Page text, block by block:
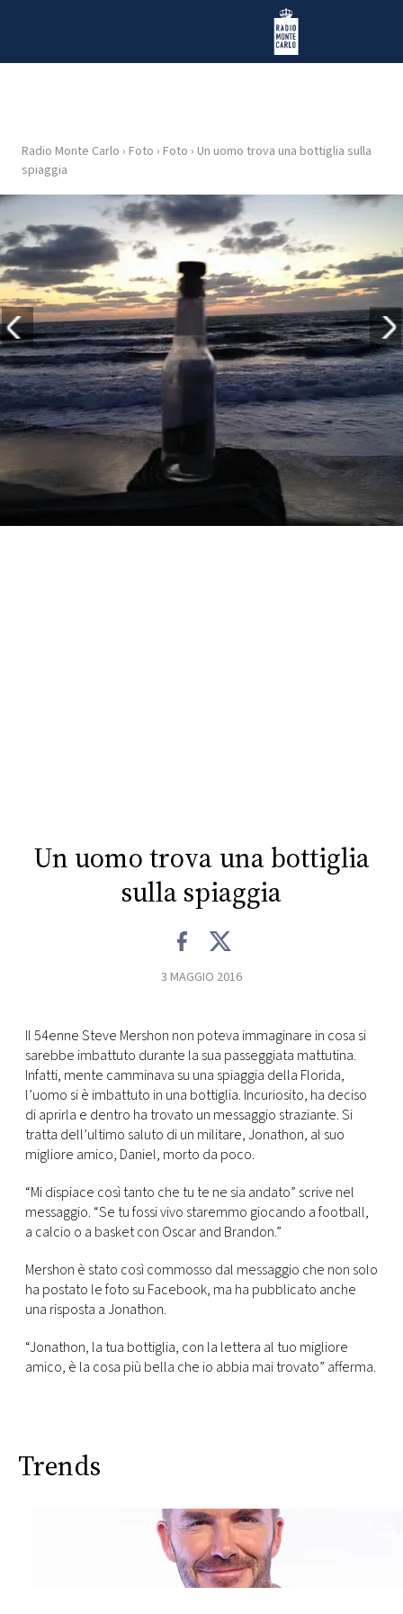
Radio Monte Carlo
HOME
WEB
RADIO
PLAYLIST
NEWS
FOTO
CONCORSI
Radio Monte Carlo › Foto › Foto › Un uomo trova una bottiglia sulla
spiaggia
Un uomo trova una bottiglia
sulla spiaggia
3 MAGGIO 2016
Il 54enne Steve Mershon non poteva immaginare in cosa si
sarebbe imbattuto durante la sua passeggiata mattutina.
Infatti, mente camminava su una spiaggia della Florida,
l’uomo si è imbattuto in una bottiglia. Incuriosito, ha deciso
di aprirla e dentro ha trovato un messaggio straziante. Si
tratta dell’ultimo saluto di un militare, Jonathon, al suo
migliore amico, Daniel, morto da poco.
“Mi dispiace così tanto che tu te ne sia andato” scrive nel
messaggio. “Se tu fossi vivo staremmo giocando a football,
a calcio o a basket con Oscar and Brandon.”
Mershon è stato così commosso dal messaggio che non solo
ha postato le foto su Facebook, ma ha pubblicato anche
una risposta a Jonathon.
“Jonathon, la tua bottiglia, con la lettera al tuo migliore
amico, è la cosa più bella che io abbia mai trovato” afferma.
Trends